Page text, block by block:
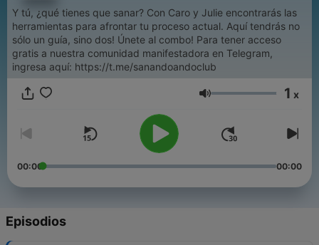
Y tú, ¿qué tienes que sanar? Con Caro y Julie encontrarás las
herramientas para afrontar tu proceso actual. Aquí tendrás no
sólo un guía, sino dos! Únete al combo! Para tener acceso
gratis a nuestra comunidad manifestadora en Telegram,
ingresa aquí: https://t.me/sanandoandoclub
Volumen 1 x
00:00 00:00
Episodios